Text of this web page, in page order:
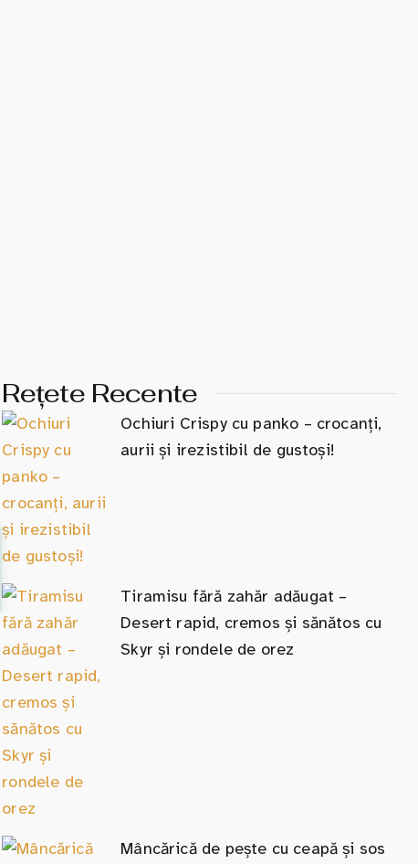
Rețete Recente
Ochiuri Crispy cu panko – crocanți,
aurii și irezistibil de gustoși!
Tiramisu fără zahăr adăugat –
Desert rapid, cremos și sănătos cu
Skyr și rondele de orez
Mâncărică de pește cu ceapă și sos